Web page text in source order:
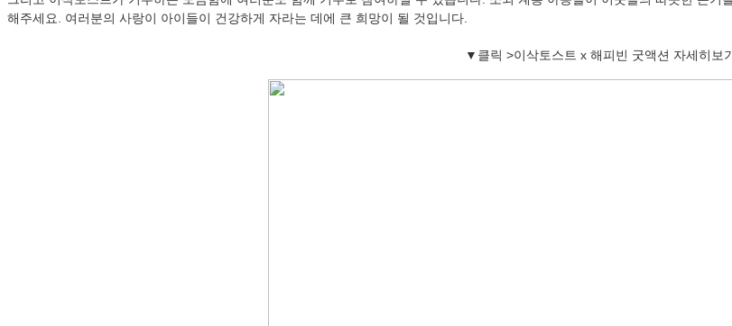
해주세요. 여러분의 사랑이 아이들이 건강하게 자라는 데에 큰 희망이 될 것입니다.
▼ 클릭 >이삭토스트 x 해피빈 굿액션 자세히보